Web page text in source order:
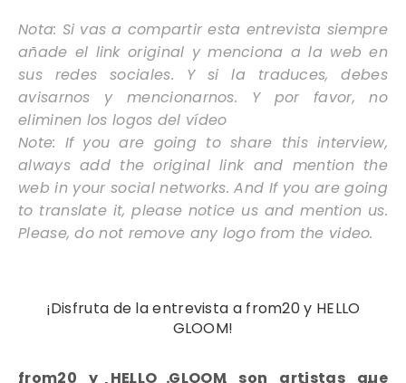
Nota: Si vas a compartir esta entrevista siempre
añade el link original y menciona a la web en
sus redes sociales. Y si la traduces, debes
avisarnos y mencionarnos. Y por favor, no
eliminen los logos del vídeo
Note: If you are going to share this interview,
always add the original link and mention the
web in your social networks. And If you are going
to translate it, please notice us and mention us.
Please, do not remove any logo from the video.
¡Disfruta de la entrevista a from20 y HELLO
GLOOM!
from20 y HELLO GLOOM son artistas que